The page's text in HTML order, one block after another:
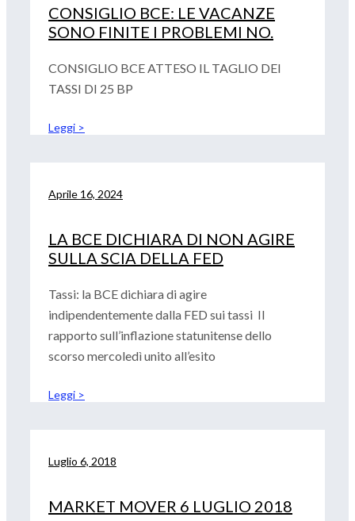
CONSIGLIO BCE: LE VACANZE
SONO FINITE I PROBLEMI NO.
CONSIGLIO BCE ATTESO IL TAGLIO DEI
TASSI DI 25 BP
Leggi >
Aprile 16, 2024
LA BCE DICHIARA DI NON AGIRE
SULLA SCIA DELLA FED
Tassi: la BCE dichiara di agire
indipendentemente dalla FED sui tassi Il
rapporto sull’inflazione statunitense dello
scorso mercoledì unito all’esito
Leggi >
Luglio 6, 2018
MARKET MOVER 6 LUGLIO 2018